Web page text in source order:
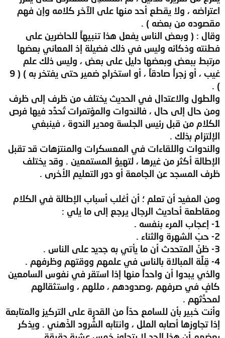
اعتراضه ، ولا يقطع أحد منها على الآخر كلامه وإن فهم
مقصوده من بعضه ) .
وقال : ( وبعض الناس يفعل هذا تنبيهاً للحاضرين على
فطنته وذكائه وليس في ذلك فضيلة إذ المعاني بعضها
مرتبط ببعض وبعضها دليل على بعض ، وليس ذلك علم
غيب ، أو زجراً صادقاً ، أو استخراج ضمير حتى يفتخر به ) ( 9
) .
والطول والاعتدال في الحديث يختلف من ظرف إلى ظرف
ومن حال إلى حال ، فالندوات والمؤتمرات تُحدَّد فيها فرص
الكلام من قبل رئيس الجلسة ومدير الندوة ، فينبغي
الإلتزام بذلك .
والندوات واللقاءات في المعسكرات والمنتزهات قد تقبل
الإطالة أكثر من غيرها ، لتهيؤ المستمعين . وقد يختلف
ظرف المسجد عن الجامعة أو دور التعليم الأخرى .
ومن المفيد أن تعلم ؛ أن أغلب أسباب الإطالة في الكلام
ومقاطعة أحاديث الرجال يرجع إلى ما يلي :
1- إعجاب المرء بنفسه .
2- حبّ الشهرة والثناء .
3- ظنّ المتحدث أن ما يأتي به جديد على الناس .
4- قِلَّة المبالاة بالناس في علمهم ووقتهم وظرفهم .
والذي يبدوا أن واحداً منها إذا استقر في نفوس السامعين
كافٍ في صرفهم ،وصدودهم ، مللهم ، واستثقالهم
لمحدِّثهم .
وأنت خبير بأن للسامع حدّاً من القدرة على التركيز والمتابعة
إذا تجاوزها أصابه الملل ، وانتابه الشُّرود الذّهني . ويذكر